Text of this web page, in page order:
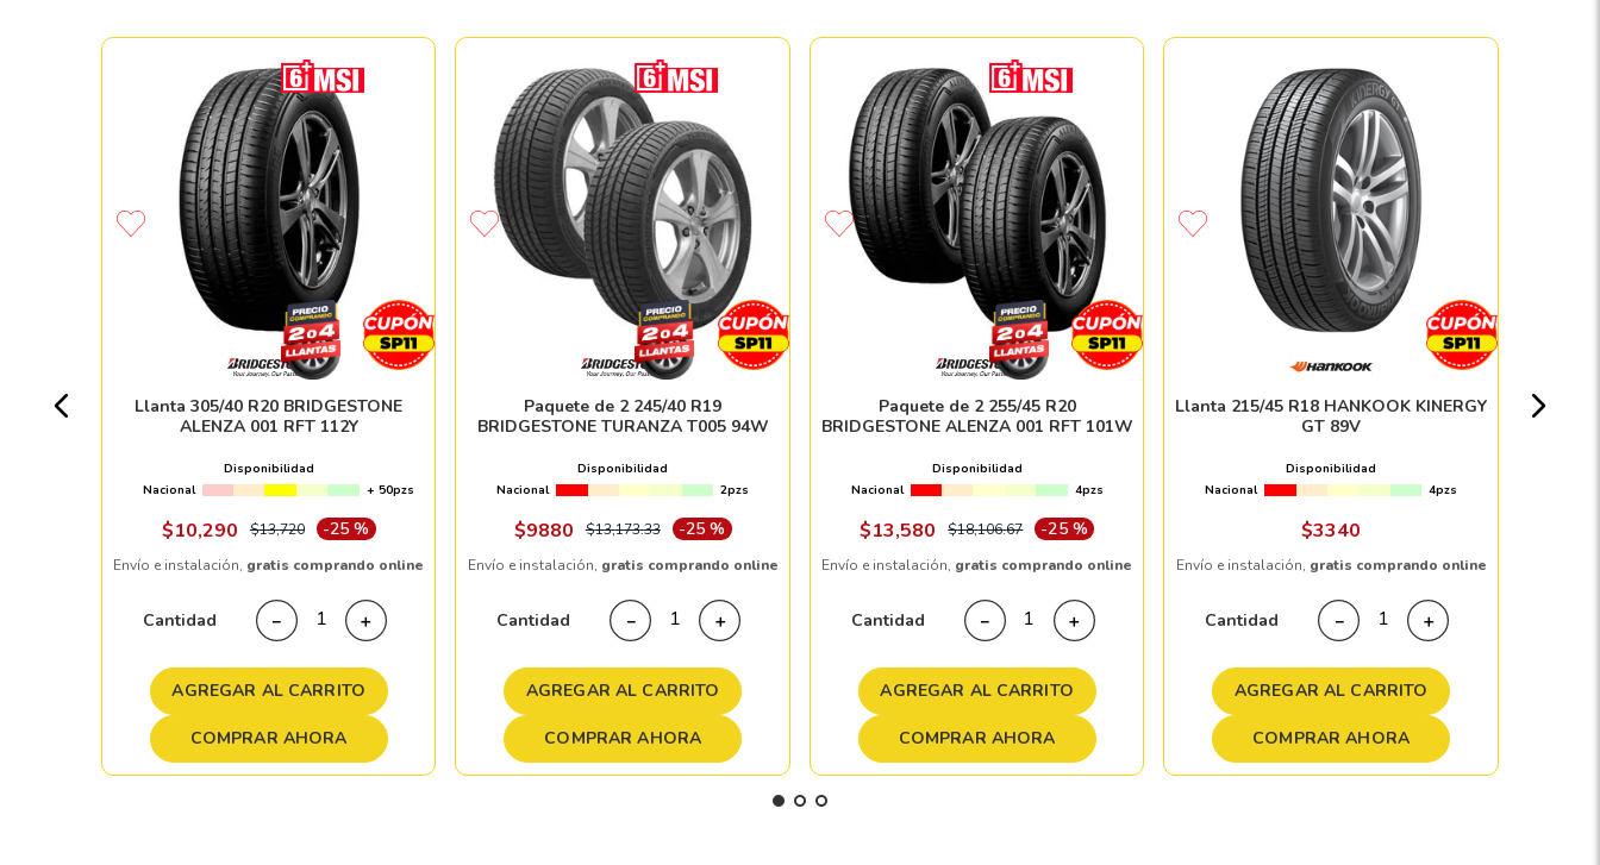
Llanta 305/40 R20 BRIDGESTONE
ALENZA 001 RFT 112Y
Disponibilidad
Nacional
+ 50pzs
$10,290 $13,720 -25 %
Envío e instalación, gratis comprando online
Cantidad ＋
－
AGREGAR AL CARRITO
COMPRAR AHORA
Paquete de 2 245/40 R19
BRIDGESTONE TURANZA T005 94W
Disponibilidad
Nacional
2pzs
$9880 $13,173.33 -25 %
Envío e instalación, gratis comprando online
Cantidad ＋
－
AGREGAR AL CARRITO
COMPRAR AHORA
Paquete de 2 255/45 R20
BRIDGESTONE ALENZA 001 RFT 101W
Disponibilidad
Nacional
4pzs
$13,580 $18,106.67 -25 %
Envío e instalación, gratis comprando online
Cantidad ＋
－
AGREGAR AL CARRITO
COMPRAR AHORA
Llanta 215/45 R18 HANKOOK KINERGY
GT 89V
Disponibilidad
Nacional
4pzs
$3340
Envío e instalación, gratis comprando online
Cantidad ＋
－
AGREGAR AL CARRITO
COMPRAR AHORA